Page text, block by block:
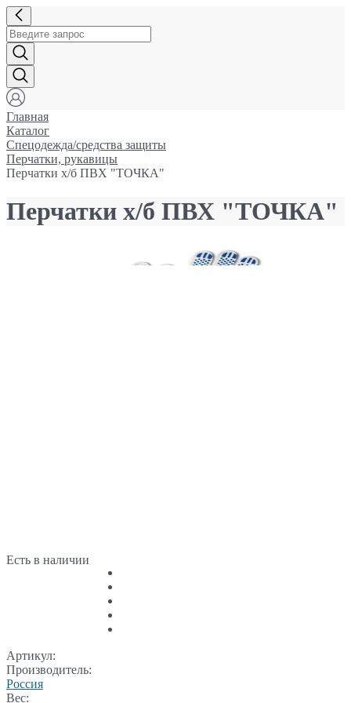
Главная
Каталог
Спецодежда/средства защиты
Перчатки, рукавицы
Перчатки х/б ПВХ "ТОЧКА"
Перчатки х/б ПВХ "ТОЧКА"
Есть в наличии
Артикул:
Производитель:
Россия
Вес: